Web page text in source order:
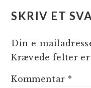
SKRIV ET
Din e-
Krævede felter
Kommentar *